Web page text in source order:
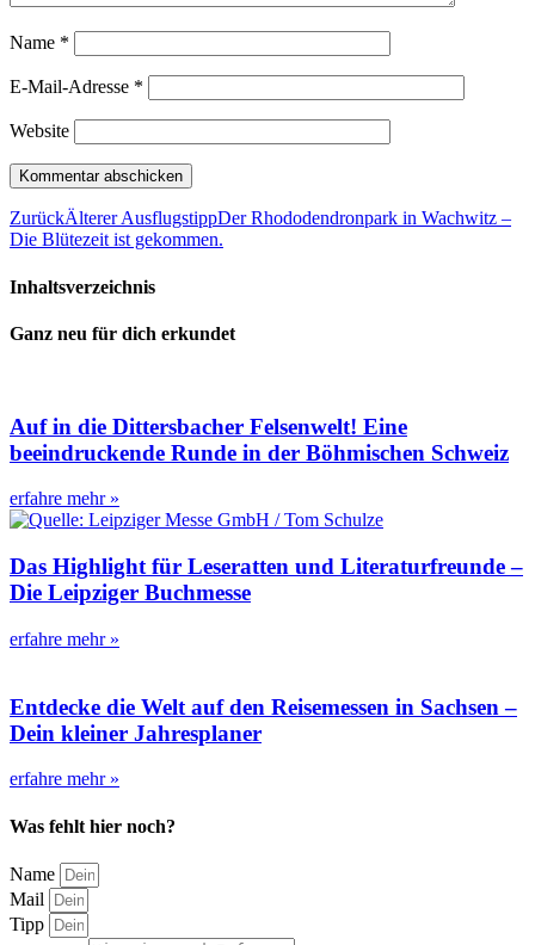
Name *
E-Mail-Adresse *
Website
ZurückÄlterer AusflugstippDer Rhododendronpark in Wachwitz –
Die Blütezeit ist gekommen.
Inhaltsverzeichnis
Ganz neu für dich erkundet
Auf in die Dittersbacher Felsenwelt! Eine
beeindruckende Runde in der Böhmischen Schweiz
erfahre mehr »
Das Highlight für Leseratten und Literaturfreunde –
Die Leipziger Buchmesse
erfahre mehr »
Entdecke die Welt auf den Reisemessen in Sachsen –
Dein kleiner Jahresplaner
erfahre mehr »
Was fehlt hier noch?
Name
Mail
Tipp